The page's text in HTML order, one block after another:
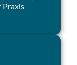
Praxis